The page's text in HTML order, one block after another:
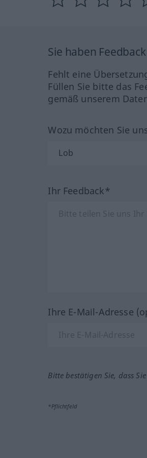
Sie haben
Fehlt eine
Füllen Sie bitte das
gemäß unserem
Wozu möchten Sie
Ihr Feedback*
Ihre E-Mail-Adresse
Bitte bestätigen Sie, dass
*Pflichtfeld